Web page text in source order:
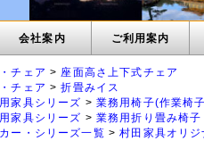
会社案内 ご利用案内
チェア > 座面高さ上下式チェア
チェア >折畳みイス
家具シリーズ > 業務用椅子(作業椅
家具シリーズ > 業務用折り畳み椅子
ー・シリーズ一覧 >村田家具オリジ